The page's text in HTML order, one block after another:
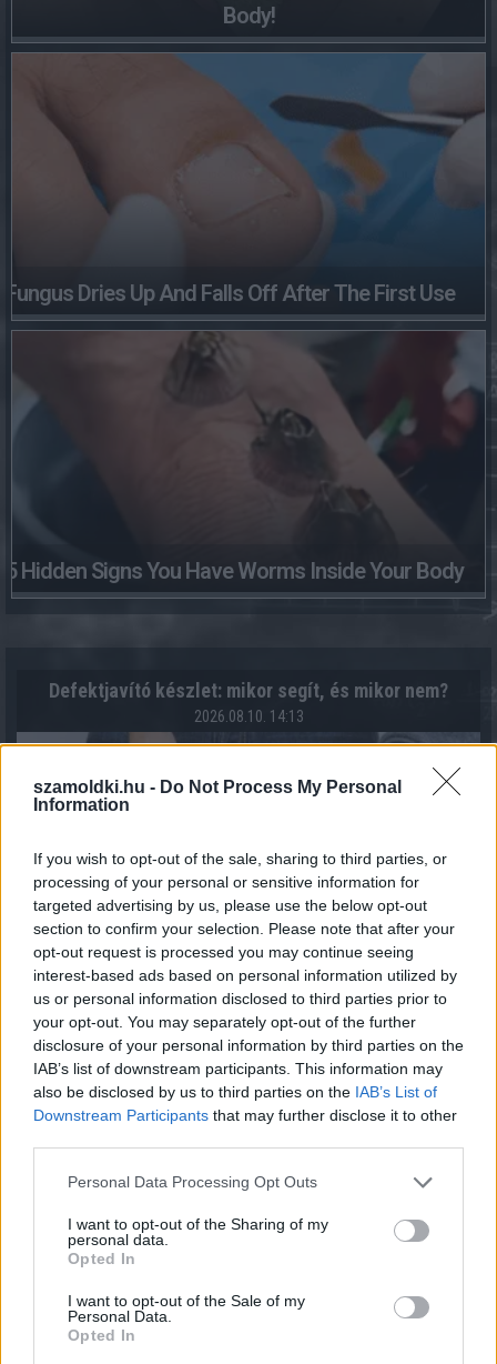
szamoldki.hu - Do Not Process My Personal
Information
If you wish to opt-out of the sale, sharing to third parties, or
processing of your personal or sensitive information for
targeted advertising by us, please use the below opt-out
section to confirm your selection. Please note that after your
opt-out request is processed you may continue seeing
interest-based ads based on personal information utilized by
us or personal information disclosed to third parties prior to
your opt-out. You may separately opt-out of the further
disclosure of your personal information by third parties on the
IAB’s list of downstream participants. This information may
also be disclosed by us to third parties on the IAB’s List of
Downstream Participants that may further disclose it to other
Please note that this website/app uses one or more Google
not limited to your visit or usage behaviour. You may click to
grant or deny consent to Google and its third-party tags to
use your data for below specified purposes in below Google
consent section.
Personal Data Processing Opt Outs
I want to opt-out of the Sharing of my
personal data.
Opted In
I want to opt-out of the Sale of my
Personal Data.
Opted In
Body!
Fungus Dries Up And Falls Off After The First Use
5 Hidden Signs You Have Worms Inside Your Body
Defektjavító készlet: mikor segít, és mikor nem?
2026.08.10. 14:13
A kékgallérosok kora lejárt? Érkeznek az újgalléros
munkavállalók
2026.08.10. 12:57